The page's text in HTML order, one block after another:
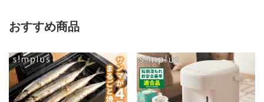
おすすめ商品